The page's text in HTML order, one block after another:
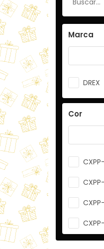
Marca
DREX
Cor